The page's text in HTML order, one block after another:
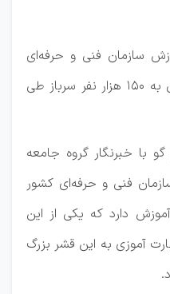
سازمان فنی و حرفه‌ای
کشور از ارائه آموزش‌های مهارتی به ۱۵۰ هزار نفر سرباز طی
خبرنگار گروه جامعه
فنی و حرفه‌ای کشور
دارد که یکی از این
آموزی به این قشر بزرگ